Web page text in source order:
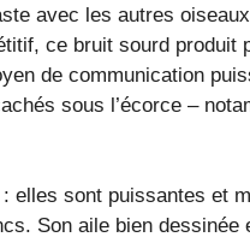
avec les autres
ce bruit sourd
de communication
sous l’écorce –
sont puissantes et
Son aile bien